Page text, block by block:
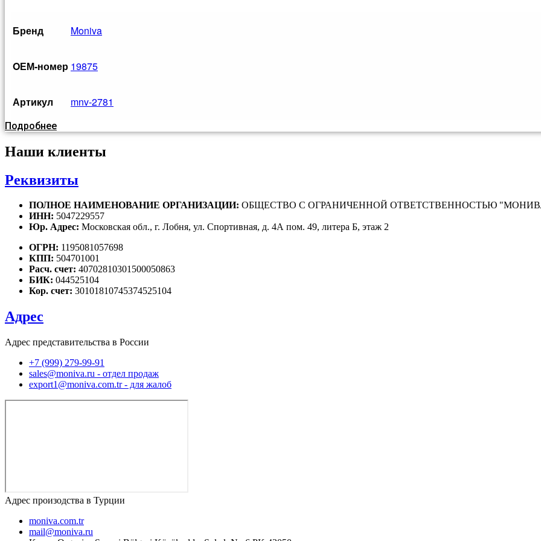
Бренд Moniva
OЕМ-номер 19875
Артикул mnv-2781
Подробнее
Наши клиенты
Реквизиты
ПОЛНОЕ НАИМЕНОВАНИЕ ОРГАНИЗАЦИИ: ОБЩЕСТВО С ОГРАНИЧЕННОЙ ОТВЕТСТВЕННОСТЬЮ
ИНН: 5047229557
Юр. Адрес: Московская обл., г. Лобня, ул. Спортивная, д. 4А пом. 49, литера Б, этаж 2
ОГРН: 1195081057698
КПП: 504701001
Расч. счет: 40702810301500050863
БИК: 044525104
Кор. счет: 30101810745374525104
Адрес
Адрес представительства в России
+7 (999) 279-99-91
sales@moniva.ru - отдел продаж
export1@moniva.com.tr - для жалоб
Адрес произодства в Турции
moniva.com.tr
mail@moniva.ru